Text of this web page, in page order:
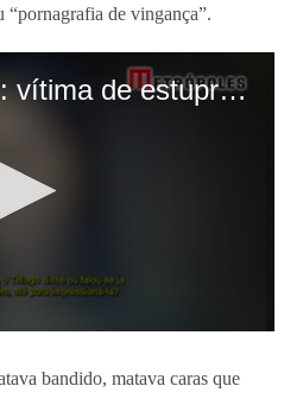
“pornagrafia de vingança”.
bandido, matava caras que